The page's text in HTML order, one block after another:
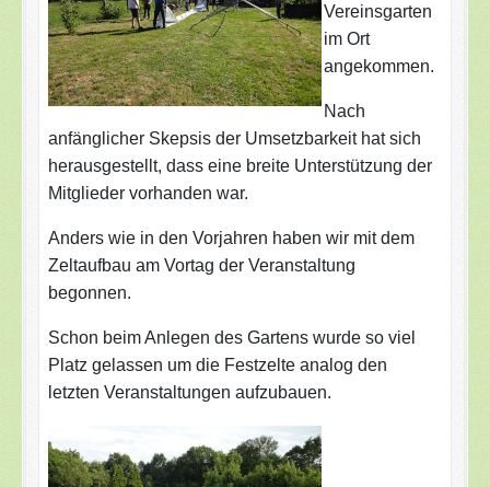
Vereinsgarten
im Ort
angekommen.
Nach
anfänglicher Skepsis der Umsetzbarkeit hat sich
herausgestellt, dass eine breite Unterstützung der
Mitglieder vorhanden war.
Anders wie in den Vorjahren haben wir mit dem
Zeltaufbau am Vortag der Veranstaltung
begonnen.
Schon beim Anlegen des Gartens wurde so viel
Platz gelassen um die Festzelte analog den
letzten Veranstaltungen aufzubauen.